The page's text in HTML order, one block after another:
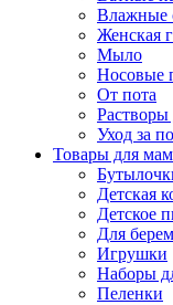
Влажные
Женская
Мыло
Носовые
От пота
Растворы
Уход за
Товары для
Детская
Детское
Для
Игрушки
Наборы
Пеленки